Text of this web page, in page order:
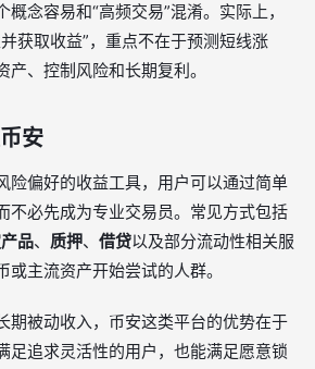
念容易和“高频交易”混淆。实际上，
获取收益”，重点不在于预测短线涨
、控制风险和长期复利。
安
险偏好的收益工具，用户可以通过简单
不必先成为专业交易员。常见方式包括
品、 质押、 借贷以及部分流动性相关服
主流资产开始尝试的人群。
期被动收入，币安这类平台的优势在于
足追求灵活性的用户，也能满足愿意锁